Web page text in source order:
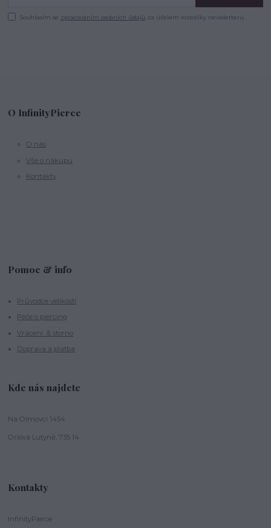
Souhlasím se zpracováním osobních údajů za účelem rozesílky newsletteru.
O InfinityPierce
O nás
Vše o nákupu
Kontakty
Pomoc & info
Průvodce velikostí
Péče o piercing
Vrácení & storno
Doprava a platba
Kde nás najdete
Na Olmovci 1454
Orlová Lutyně, 735 14
Kontakty
InfinityPierce